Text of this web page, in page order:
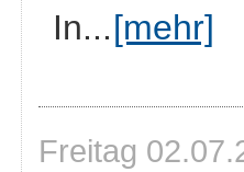
In...[mehr]
Freitag